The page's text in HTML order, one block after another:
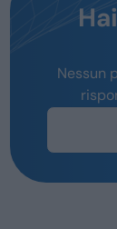
Nessun